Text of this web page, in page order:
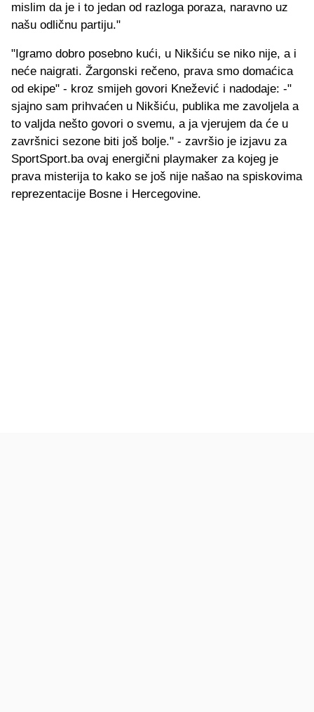
mislim da je i to jedan od razloga poraza, naravno uz
našu odličnu partiju."
"Igramo dobro posebno kući, u Nikšiću se niko nije, a i
neće naigrati. Žargonski rečeno, prava smo domaćica
od ekipe" - kroz smijeh govori Knežević i nadodaje: -"
sjajno sam prihvaćen u Nikšiću, publika me zavoljela a
to valjda nešto govori o svemu, a ja vjerujem da će u
završnici sezone biti još bolje." - završio je izjavu za
SportSport.ba ovaj energični playmaker za kojeg je
prava misterija to kako se još nije našao na spiskovima
reprezentacije Bosne i Hercegovine.